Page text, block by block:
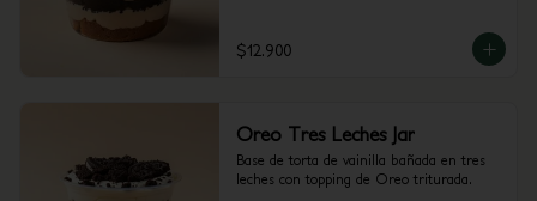
$12.900
Oreo Tres Leches Jar
Base de torta de vainilla bañada en tres
leches con topping de Oreo triturada.